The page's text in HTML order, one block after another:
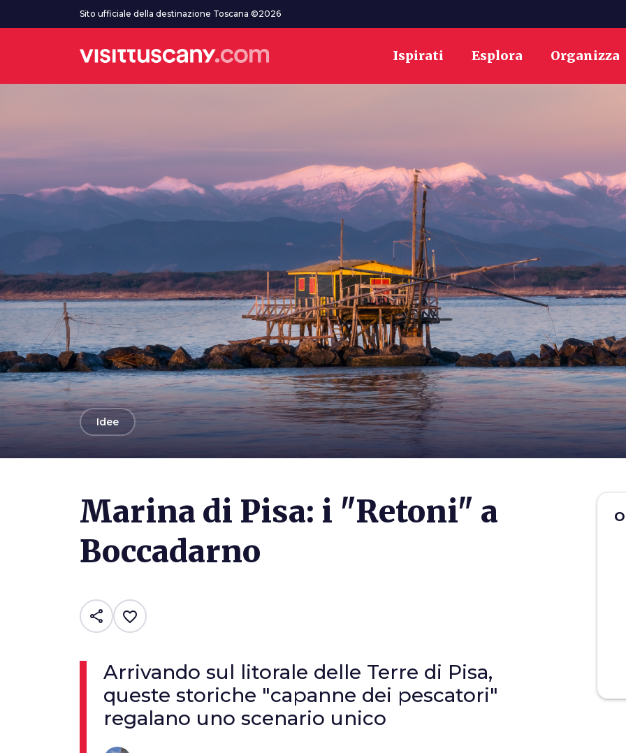
Vai al contenuto principaleSito ufficiale della destinazione Toscana ©2026
Ispirati Esplora Organizza
arrow_backIdee
Marina di Pisa: i "Retoni" a
Boccadarno
share favorite_border
Arrivando sul litorale delle Terre di Pisa,
queste storiche "capanne dei pescatori"
regalano uno scenario unico